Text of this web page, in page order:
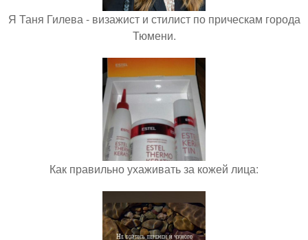
Я Таня Гилева - визажист и стилист по прическам города
Тюмени.
Как правильно ухаживать за кожей лица: